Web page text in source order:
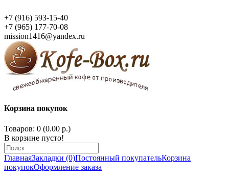
+7 (916) 593-15-40
+7 (965) 177-70-08
mission1416@yandex.ru
Корзина покупок
Товаров: 0 (0.00 р.)
В корзине пусто!
ГлавнаяЗакладки (0)Постоянный покупательКорзина
покупокОформление заказа